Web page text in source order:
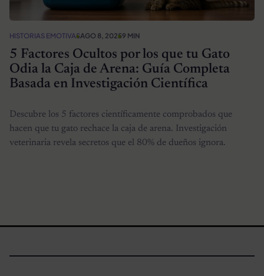
HISTORIAS EMOTIVASAGO 8, 20259 MIN
5 Factores Ocultos por los que tu Gato
Odia la Caja de Arena: Guía Completa
Basada en Investigación Científica
Descubre los 5 factores científicamente comprobados que
hacen que tu gato rechace la caja de arena. Investigación
veterinaria revela secretos que el 80% de dueños ignora.